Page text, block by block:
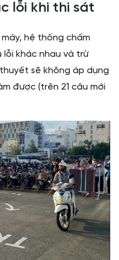
lỗi khi thi sát
hệ thống chấm
lỗi khác nhau và trừ
sẽ không áp dụng
được (trên 21 câu mới